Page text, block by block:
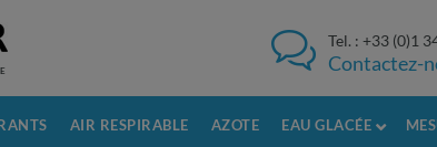
Tel. : +33 (0)1
Contactez-
AIR RESPIRABLE AZOTE EAU GLACÉE